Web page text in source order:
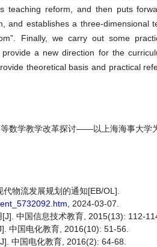
teaching reform, and then puts
and establishes a three-dimensional
Finally, we carry out some
a new direction for the
theoretical basis and practical
数学教学改革探讨——以上海海事大学
物流发展规划的通知[EB/OL].
, 2024-03-07.
中国信息技术教育, 2015(13): 112-
中国电化教育, 2016(10): 51-56.
中国电化教育, 2016(2): 64-68.